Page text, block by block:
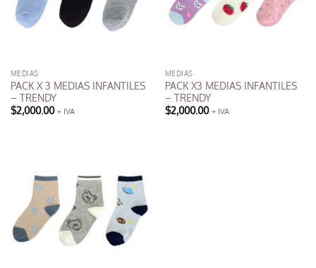
pueden
elegir
de
producto
MEDIAS
PACK X 3 MEDIAS INFANTILES
– TRENDY
$2,000.00 + IVA
MEDIAS
PACK X3 MEDIAS INFANTILES
– TRENDY
$2,000.00 + IVA